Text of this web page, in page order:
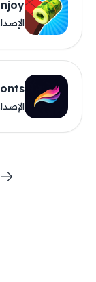
الإصدار
الإصدار